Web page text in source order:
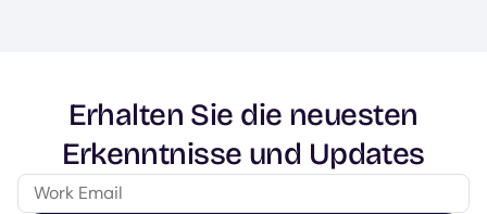
Erhalten Sie die neuesten
Erkenntnisse und Updates